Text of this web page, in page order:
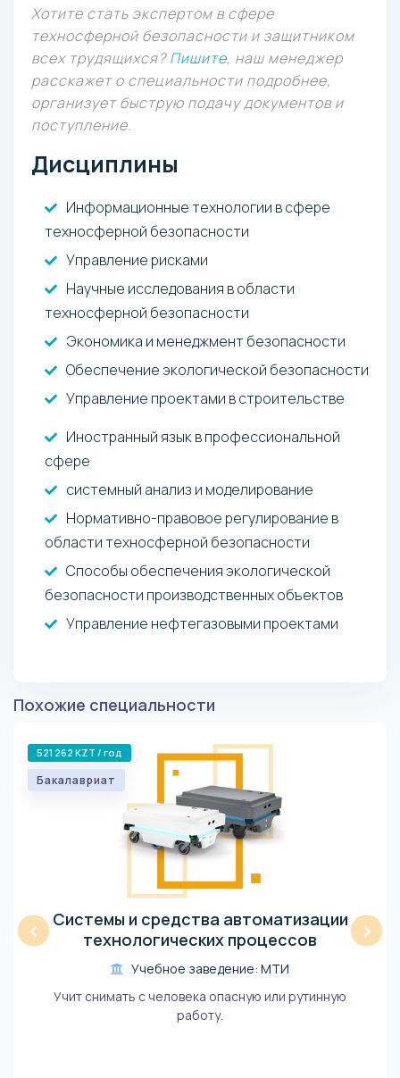
Хотите стать экспертом в сфере
техносферной безопасности и защитником
всех трудящихся?Пишите, наш менеджер
расскажет о специальности подробнее,
организует быструю подачу документов и
поступление.
Дисциплины
Информационные технологии в сфере
техносферной безопасности
Управление рисками
Научные исследования в области
техносферной безопасности
Экономика и менеджмент безопасности
Обеспечение экологической безопасности
Управление проектами в строительстве
Иностранный язык в профессиональной
сфере
системный анализ и моделирование
Нормативно-правовое регулирование в
области техносферной безопасности
Способы обеспечения экологической
безопасности производственных объектов
Управление нефтегазовыми проектами
Похожие специальности
‹
521 262 KZT / год
Бакалавриат
Системы и средства автоматизации
технологических процессов
Учебное заведение: МТИ
Учит снимать с человека опасную или рутинную
работу.
›